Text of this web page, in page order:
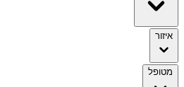
איזור
מטופל